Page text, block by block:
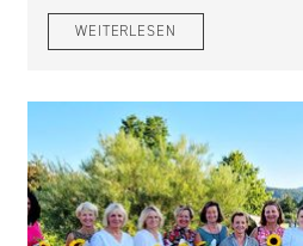
WEITERLESEN